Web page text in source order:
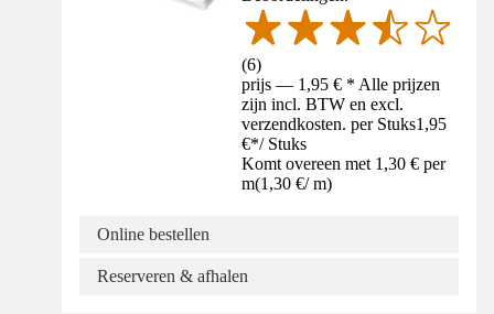
(6)
prijs — 1,95 € * Alle prijzen
zijn incl. BTW en excl.
verzendkosten. per Stuks1,95
€*/ Stuks
Komt overeen met 1,30 € per
m(1,30 €/ m)
Online bestellen
Reserveren & afhalen